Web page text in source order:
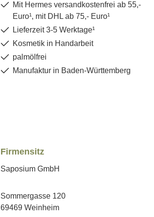
Mit Hermes versandkostenfrei ab 55,-
Euro¹, mit DHL ab 75,- Euro¹
Lieferzeit 3-5 Werktage¹
Kosmetik in Handarbeit
palmölfrei
Manufaktur in Baden-Württemberg
Firmensitz
Saposium GmbH
Sommergasse 120
69469 Weinheim